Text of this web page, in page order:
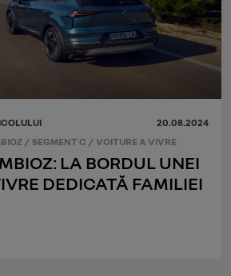
20.08.2024
/ SEGMENT C / VOITURE A VIVRE
LA BORDUL UNEI
DEDICATĂ FAMILIEI